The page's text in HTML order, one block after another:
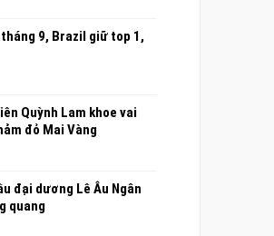
tháng 9, Brazil giữ top 1,
Quỳnh Lam khoe vai
đỏ Mai Vàng
đại dương Lê Âu Ngân
quang